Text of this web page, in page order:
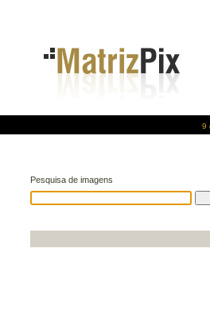
9
Pesquisa de imagens